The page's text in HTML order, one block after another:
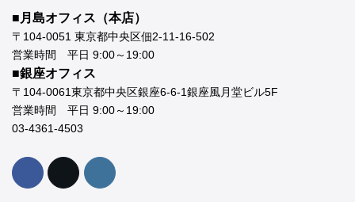
■月島オフィス（本店）
〒104-0051 東京都中央区佃2-11-16-502
営業時間 平日 9:00～19:00
■銀座オフィス
〒104-0061東京都中央区銀座6-6-1銀座風月堂ビル5F
営業時間 平日 9:00～19:00
03-4361-4503